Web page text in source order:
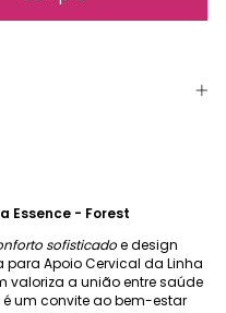
Essence - Forest
sofisticadoe design
Apoio Cervical da Linha
valoriza a união entre saúde
um convite ao bem-estar